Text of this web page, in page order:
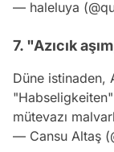
— haleluya
7. "Azıcık
Düne istinaden,
mütevazı
— Cansu Altaş